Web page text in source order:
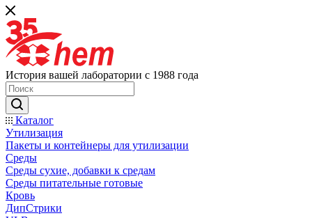
История вашей лаборатории с 1988 года
Каталог
Утилизация
Пакеты и контейнеры для утилизации
Среды
Среды сухие, добавки к средам
Среды питательные готовые
Кровь
ДипСтрики